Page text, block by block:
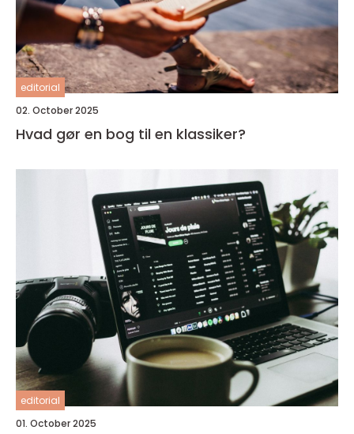
editorial
02. October 2025
Hvad gør en bog til en klassiker?
editorial
01. October 2025